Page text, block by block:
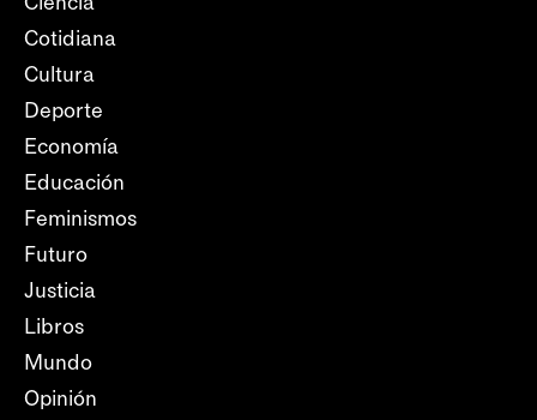
Cotidiana
Cultura
Deporte
Economía
Educación
Feminismos
Futuro
Justicia
Libros
Mundo
Opinión